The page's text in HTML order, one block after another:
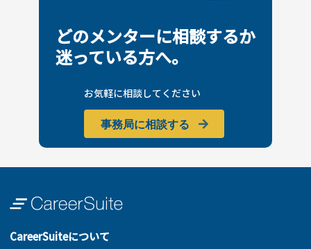
どのメンターに相談するか
迷っている方へ。
お気軽に相談してください
事務局に相談する
CareerSuiteについて